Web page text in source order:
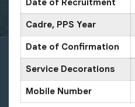
Date of Recruitment
Cadre, PPS Year
Date of Confirmation
Service Decorations
Mobile Number